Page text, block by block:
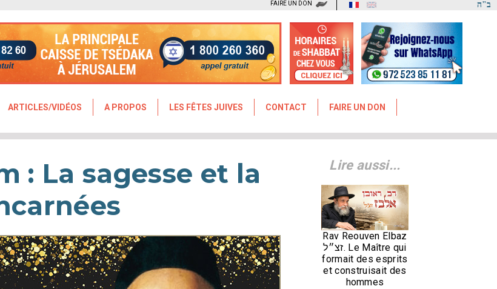
ב"ה FAIRE UN DON
ARTICLES/VIDÉOS A PROPOS LES FÊTES JUIVES CONTACT
FAIRE UN DON
: La sagesse et la
Lire aussi...
Rav Reouven Elbaz
זצ״ל. Le Maître qui
formait des esprits
et construisait des
hommes